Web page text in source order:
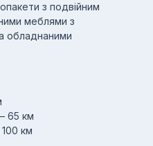
з подвійним
меблями з
обладнаними
65 км
км